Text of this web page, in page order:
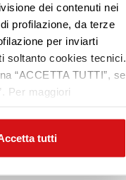
dei contenuti nei
profilazione, da terze
per inviarti
soltanto cookies tecnici.
“ACCETTA TUTTI”, se
Per maggiori
tutti